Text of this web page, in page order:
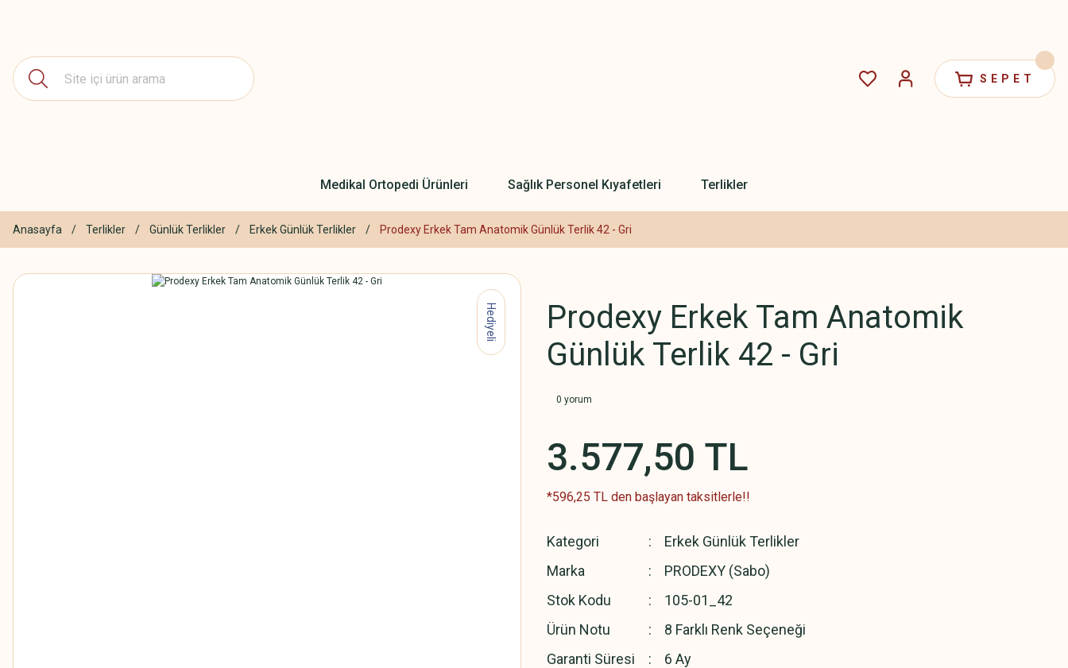
SEPET
Medikal Ortopedi Ürünleri Sağlık Personel Kıyafetleri Terlikler
Anasayfa Terlikler Günlük Terlikler Erkek Günlük Terlikler Prodexy Erkek Tam Anatomik Günlük Terlik 42 - Gri
Hediyeli
Prodexy Erkek Tam Anatomik
Günlük Terlik 42 - Gri
0 yorum
3.577,50 TL
*596,25 TL den başlayan taksitlerle!!
Kategori
Erkek Günlük Terlikler
Marka
PRODEXY (Sabo)
Stok Kodu
105-01_42
Ürün Notu
8 Farklı Renk Seçeneği
Garanti Süresi
6 Ay